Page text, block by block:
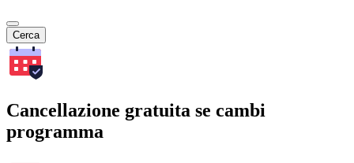
Cerca
Cancellazione gratuita se cambi
programma